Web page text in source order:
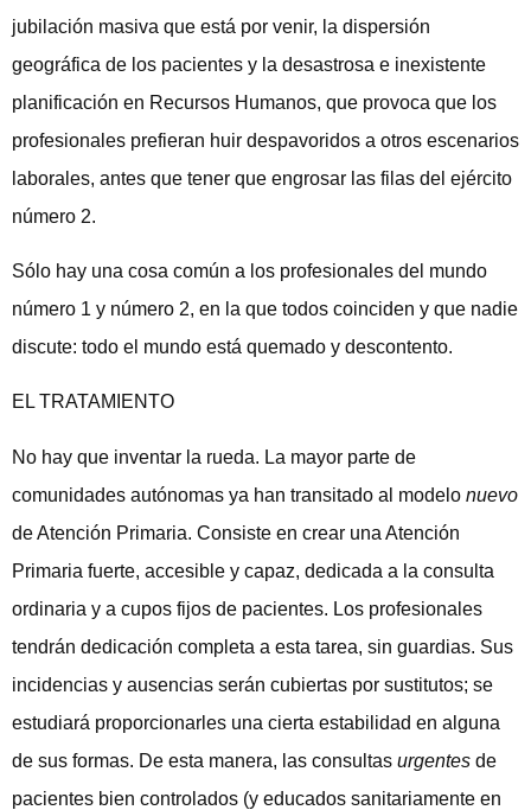
jubilación masiva que está por venir, la dispersión
geográfica de los pacientes y la desastrosa e inexistente
planificación en Recursos Humanos, que provoca que los
profesionales prefieran huir despavoridos a otros escenarios
laborales, antes que tener que engrosar las filas del ejército
número 2.
Sólo hay una cosa común a los profesionales del mundo
número 1 y número 2, en la que todos coinciden y que nadie
discute: todo el mundo está quemado y descontento.
EL TRATAMIENTO
No hay que inventar la rueda. La mayor parte de
comunidades autónomas ya han transitado al modelo nuevo
de Atención Primaria. Consiste en crear una Atención
Primaria fuerte, accesible y capaz, dedicada a la consulta
ordinaria y a cupos fijos de pacientes. Los profesionales
tendrán dedicación completa a esta tarea, sin guardias. Sus
incidencias y ausencias serán cubiertas por sustitutos; se
estudiará proporcionarles una cierta estabilidad en alguna
de sus formas. De esta manera, las consultas urgentes de
pacientes bien controlados (y educados sanitariamente en